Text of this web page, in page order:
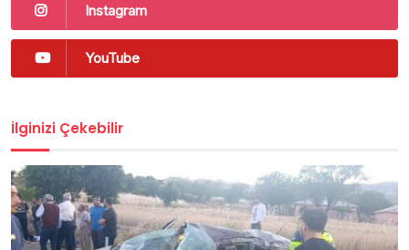
Instagram
YouTube
İlginizi Çekebilir